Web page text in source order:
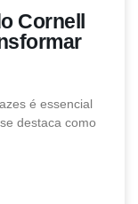
Cornell
é essencial
destaca como